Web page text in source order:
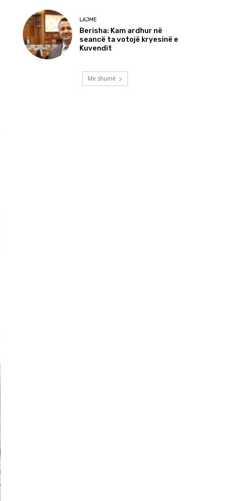
LAJME
Berisha: Kam ardhur në
seancë ta votojë kryesinë e
Kuvendit
Më shumë